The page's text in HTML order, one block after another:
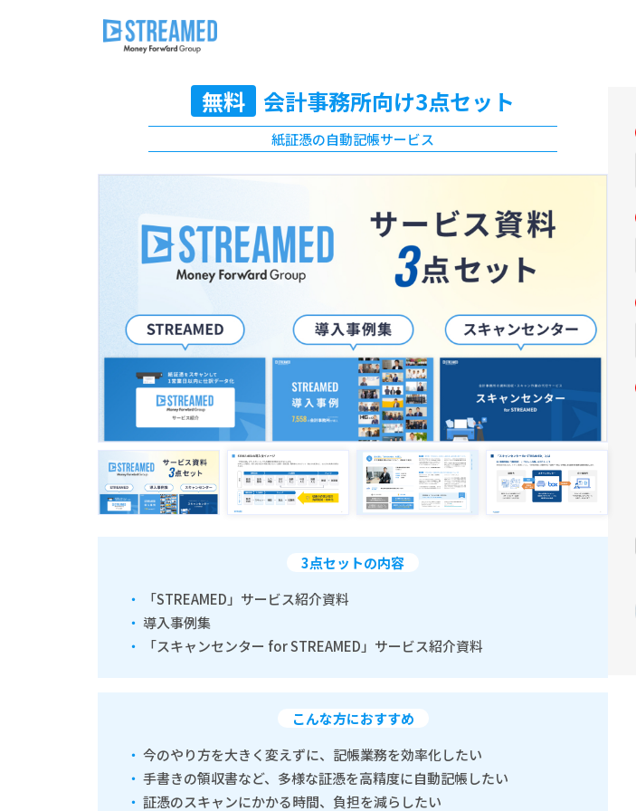
無料 会計事務所向け3点セット
紙証憑の自動記帳サービス
3点セットの内容
「STREAMED」サービス紹介資料
導入事例集
「スキャンセンター for STREAMED」サービス紹介資料
こんな方におすすめ
今のやり方を大きく変えずに、記帳業務を効率化したい
手書きの領収書など、多様な証憑を高精度に自動記帳したい
証憑のスキャンにかかる時間、負担を減らしたい